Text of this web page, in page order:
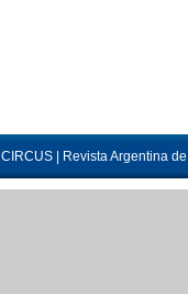
CIRCUS | Revista Argentina